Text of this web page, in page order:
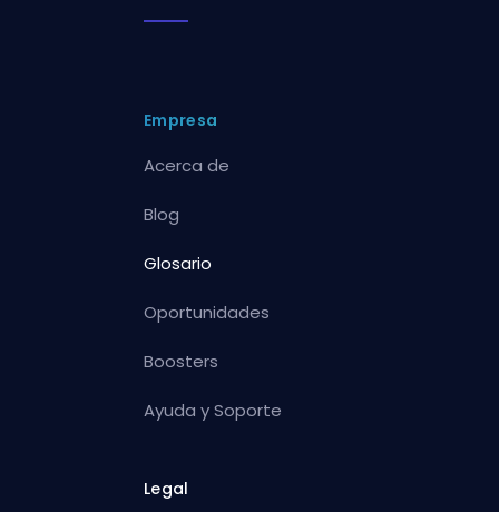
Empresa
Acerca de
Blog
Glosario
Oportunidades
Boosters
Ayuda y Soporte
Legal